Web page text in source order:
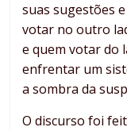
suas sugestões
votar no outro
e quem votar do
enfrentar um
a sombra da
O discurso foi